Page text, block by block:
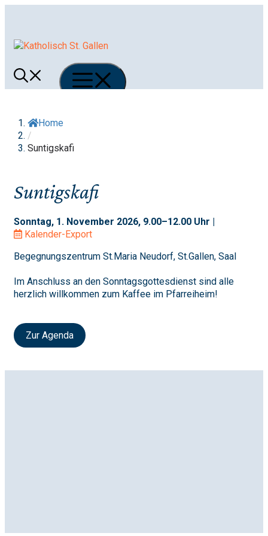
Menü
Home
/
Suntigskafi
Suntigskafi
Sonntag, 1. November 2026, 9.00–12.00 Uhr |
Kalender-Export
Begegnungszentrum St.Maria Neudorf, St.Gallen, Saal
Im Anschluss an den Sonntagsgottesdienst sind alle
herzlich willkommen zum Kaffee im Pfarreiheim!
Zur Agenda